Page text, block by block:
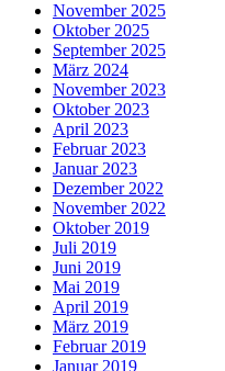
November 2025
Oktober 2025
September 2025
März 2024
November 2023
Oktober 2023
April 2023
Februar 2023
Januar 2023
Dezember 2022
November 2022
Oktober 2019
Juli 2019
Juni 2019
Mai 2019
April 2019
März 2019
Februar 2019
Januar 2019